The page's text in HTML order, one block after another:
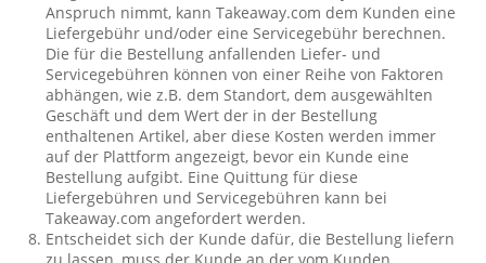
Anspruch nimmt, kann Takeaway.com dem Kunden eine
Liefergebühr und/oder eine Servicegebühr berechnen.
Die für die Bestellung anfallenden Liefer- und
Servicegebühren können von einer Reihe von Faktoren
abhängen, wie z.B. dem Standort, dem ausgewählten
Geschäft und dem Wert der in der Bestellung
enthaltenen Artikel, aber diese Kosten werden immer
auf der Plattform angezeigt, bevor ein Kunde eine
Bestellung aufgibt. Eine Quittung für diese
Liefergebühren und Servicegebühren kann bei
Takeaway.com angefordert werden.
Entscheidet sich der Kunde dafür, die Bestellung liefern